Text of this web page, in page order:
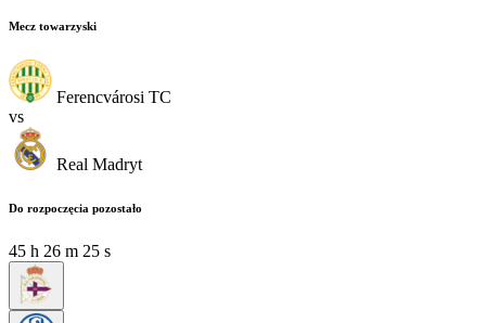
Mecz towarzyski
Ferencvárosi TC
vs
Real Madryt
Do rozpoczęcia pozostało
45 h 26 m 23 s